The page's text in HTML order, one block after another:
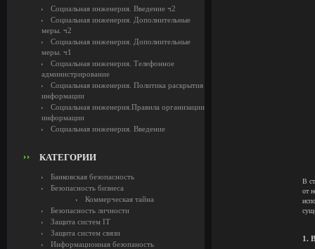
Социальная инженерия. Введение ч2
Социальная инженерия. Дополнительные
меры. ч2
Социальная инженерия. Дополнительные
меры. ч1
Социальная инженерия. Телефонное
администрирование
Социальная инженерия. Политика раскрытия
информации
Социальная инженерия.Правила организации
информации
Социальная инженерия. Введение
КАТЕГОРИИ
Банковская безопасность
Безопасность бизнеса
Коммерческая тайна
Безопасность личности
Защита систем IT
Защита систем связи
Информационная безопаность
В
от
1.